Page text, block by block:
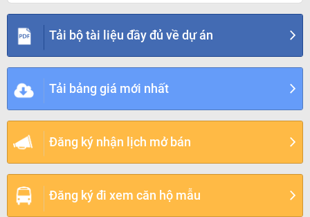
Tải bộ tài liệu đầy đủ về dự án
Tải bảng giá mới nhất
Đăng ký nhận lịch mở bán
Đăng ký đi xem căn hộ mẫu